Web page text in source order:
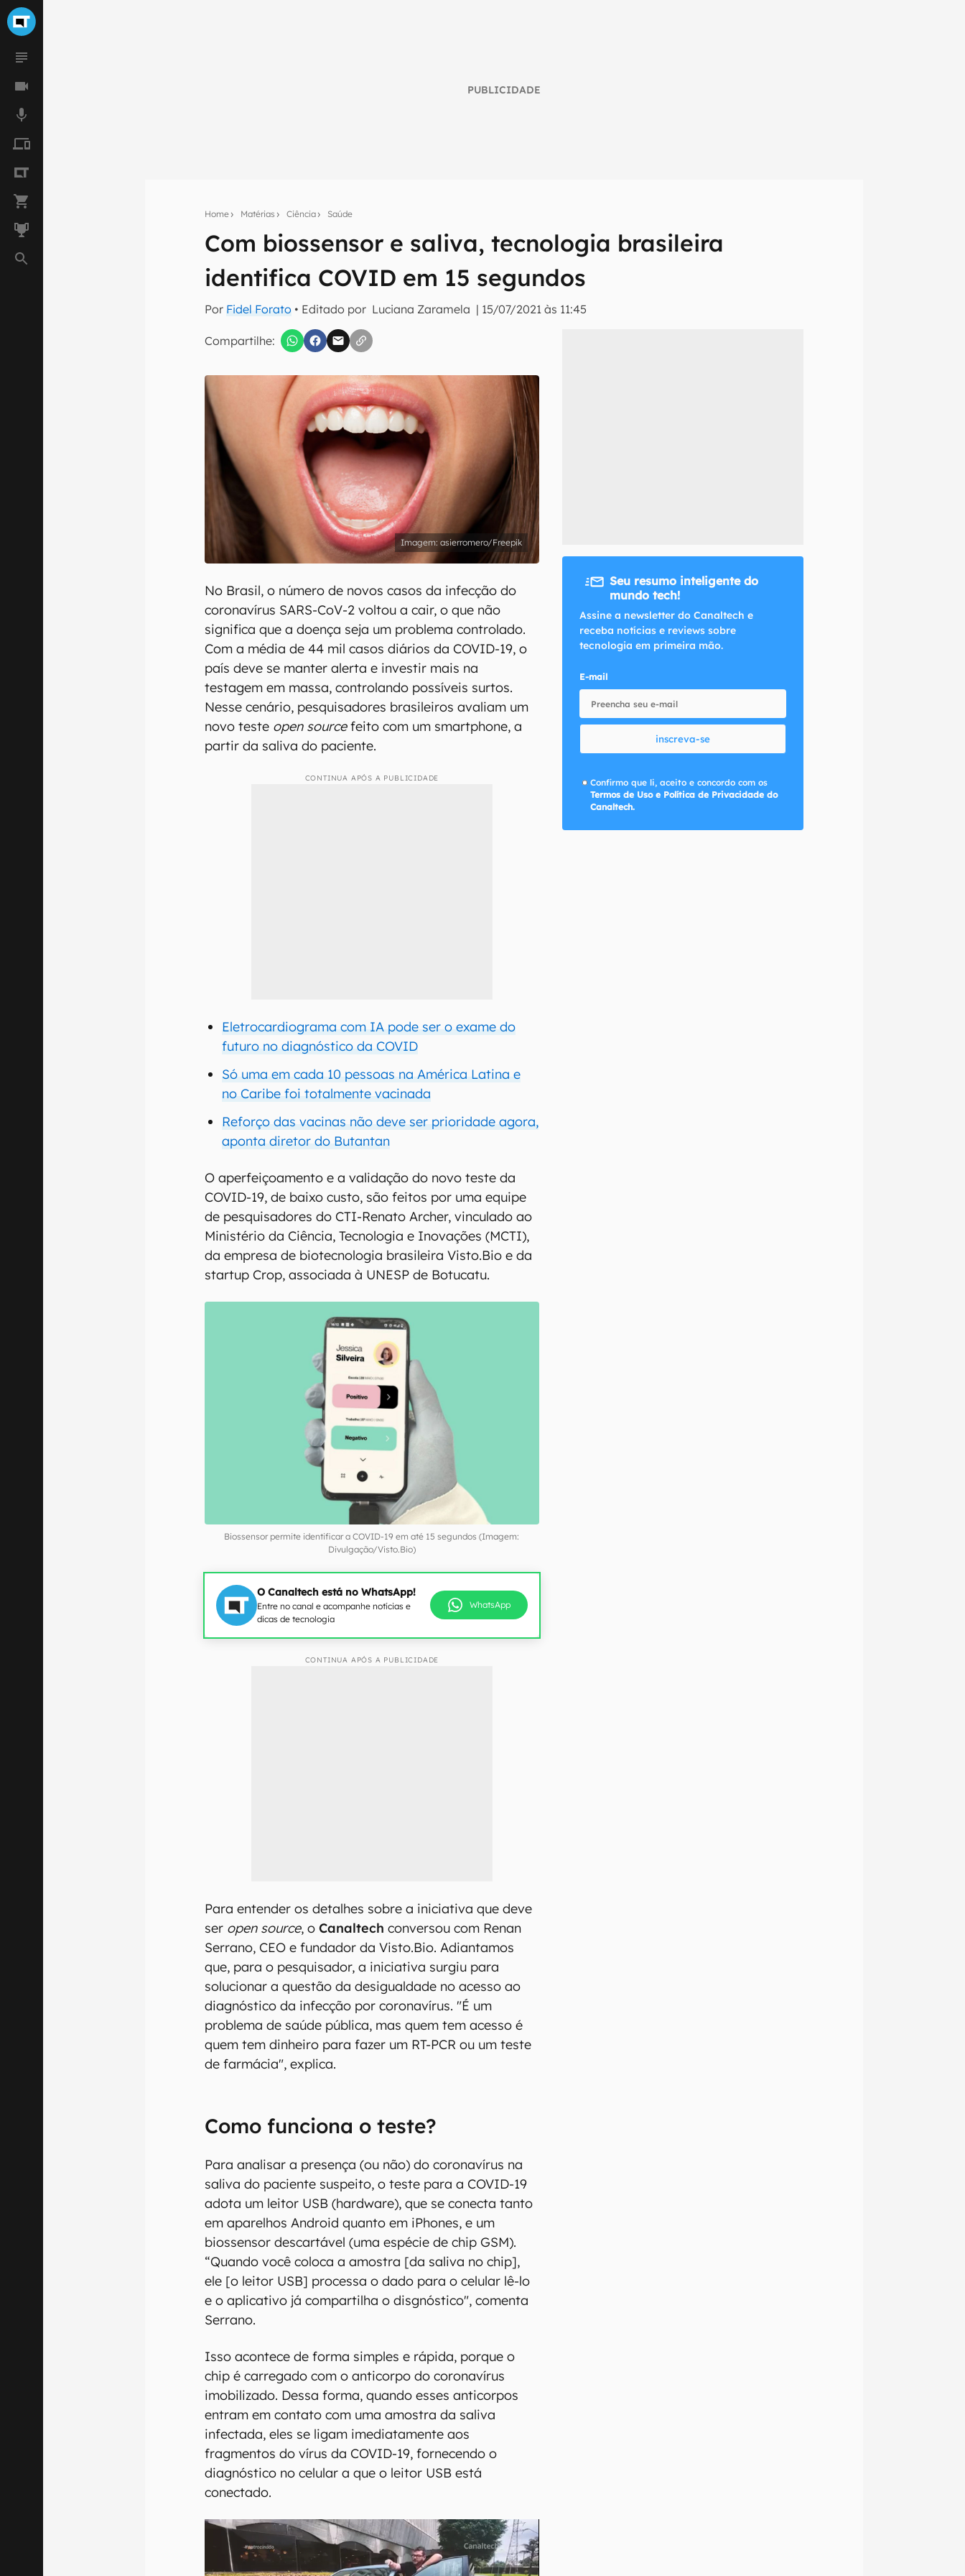
PUBLICIDADE
Home Matérias Ciência Saúde
Com biossensor e saliva, tecnologia brasileira
identifica COVID em 15 segundos
Por Fidel Forato • Editado por Luciana Zaramela | 15/07/2021 às 11:45
Compartilhe:
Seu resumo inteligente do mundo tech!
Assine a newsletter do Canaltech e receba notícias e reviews sobre tecnologia em primeira
Confirmo que li, aceito e concordo com os Termos de Uso e Política de Privacidade do Canaltech.
asierromero/Freepik
No Brasil, o número de novos casos da infecção do
coronavírus SARS-CoV-2 voltou a cair, o que não
significa que a doença seja um problema controlado.
Com a média de 44 mil casos diários da COVID-19, o
país deve se manter alerta e investir mais na
testagem em massa, controlando possíveis surtos.
Nesse cenário, pesquisadores brasileiros avaliam um
novo teste open sourcefeito com um smartphone, a
partir da saliva do paciente.
CONTINUA APÓS A PUBLICIDADE
Eletrocardiograma com IA pode ser o exame do
futuro no diagnóstico da COVID
Só uma em cada 10 pessoas na América Latina e
no Caribe foi totalmente vacinada
Reforço das vacinas não deve ser prioridade agora,
aponta diretor do Butantan
O aperfeiçoamento e a validação do novo teste da
COVID-19, de baixo custo, são feitos por uma equipe
de pesquisadores do CTI-Renato Archer, vinculado ao
Ministério da Ciência, Tecnologia e Inovações (MCTI),
da empresa de biotecnologia brasileira Visto.Bio e da
startup Crop, associada à UNESP de Botucatu.
Biossensor permite identificar a COVID-19 em até 15 segundos (Imagem:
Divulgação/Visto.Bio)
O Canaltech está no WhatsApp!
Entre no canal e acompanhe notícias e
dicas de tecnologia
WhatsApp
CONTINUA APÓS A PUBLICIDADE
Para entender os detalhes sobre a iniciativa que deve
ser open source, oCanaltech conversou com Renan
Serrano, CEO e fundador da Visto.Bio. Adiantamos
que, para o pesquisador, a iniciativa surgiu para
solucionar a questão da desigualdade no acesso ao
diagnóstico da infecção por coronavírus. "É um
problema de saúde pública, mas quem tem acesso é
quem tem dinheiro para fazer um RT-PCR ou um teste
de farmácia", explica.
Como funciona o teste?
Para analisar a presença (ou não) do coronavírus na
saliva do paciente suspeito, o teste para a COVID-19
adota um leitor USB (hardware), que se conecta tanto
em aparelhos Android quanto em iPhones, e um
biossensor descartável (uma espécie de chip GSM).
“Quando você coloca a amostra [da saliva no chip],
ele [o leitor USB] processa o dado para o celular lê-lo
e o aplicativo já compartilha o disgnóstico", comenta
Serrano.
Isso acontece de forma simples e rápida, porque o
chip é carregado com o anticorpo do coronavírus
imobilizado. Dessa forma, quando esses anticorpos
entram em contato com uma amostra da saliva
infectada, eles se ligam imediatamente aos
fragmentos do vírus da COVID-19, fornecendo o
diagnóstico no celular a que o leitor USB está
conectado.
Seu resumo inteligente do
mundo tech!
Assine a newsletter do Canaltech e
receba notícias e reviews sobre
tecnologia em primeira mão.
E-mail
inscreva-se
Confirmo que li, aceito e concordo com os
Termos de Uso e Política de Privacidade do
Canaltech.